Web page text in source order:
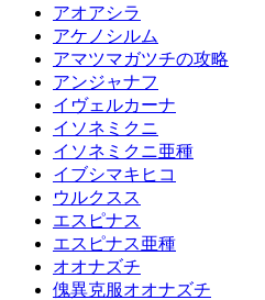
アオアシラ
アケノシルム
アマツマガツチの攻略
アンジャナフ
イヴェルカーナ
イソネミクニ
イソネミクニ亜種
イブシマキヒコ
ウルクスス
エスピナス
エスピナス亜種
オオナズチ
傀異克服オオナズチ